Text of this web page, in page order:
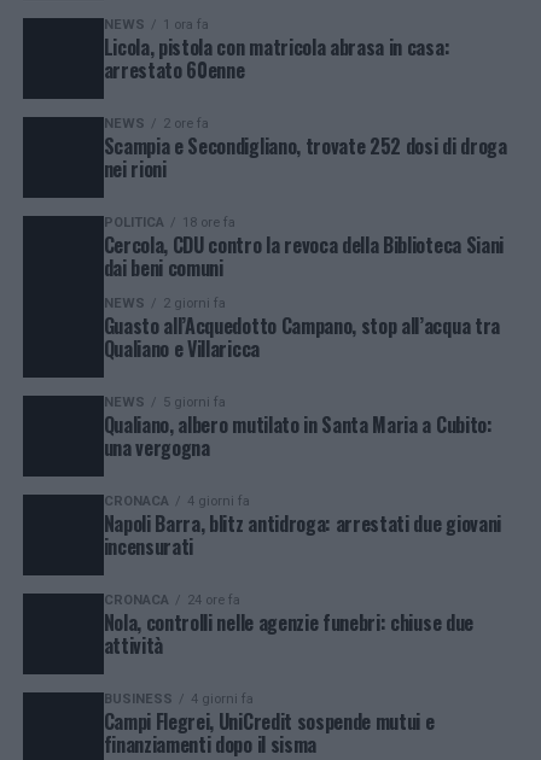
NEWS 1 ora fa
Licola, pistola con matricola abrasa in casa:
arrestato 60enne
NEWS 2 ore fa
Scampia e Secondigliano, trovate 252 dosi di droga
nei rioni
POLITICA 18 ore fa
Cercola, CDU contro la revoca della Biblioteca Siani
dai beni comuni
NEWS 2 giorni fa
Guasto all’Acquedotto Campano, stop all’acqua tra
Qualiano e Villaricca
NEWS 5 giorni fa
Qualiano, albero mutilato in Santa Maria a Cubito:
una vergogna
CRONACA 4 giorni fa
Napoli Barra, blitz antidroga: arrestati due giovani
incensurati
CRONACA 24 ore fa
Nola, controlli nelle agenzie funebri: chiuse due
attività
BUSINESS 4 giorni fa
Campi Flegrei, UniCredit sospende mutui e
finanziamenti dopo il sisma